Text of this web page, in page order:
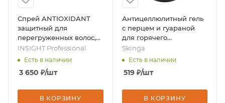
Спрей ANTIOXIDANT
защитный для
перегруженных волос,
100 мл, бренд - INSIGHT
Professional
INSIGHT Professional
Есть в наличии
3 650 ₽/шт
В КОРЗИНУ
Антицеллюлитный гель
с перцем и гуараной
для горячего
обертывания 200 мл,
бренд - Skinga
Skinga
Есть в наличии
519₽/шт
В КОРЗИНУ